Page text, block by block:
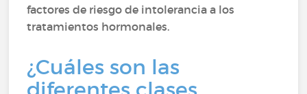
factores de riesgo de intolerancia a los
tratamientos hormonales.
¿Cuáles son las